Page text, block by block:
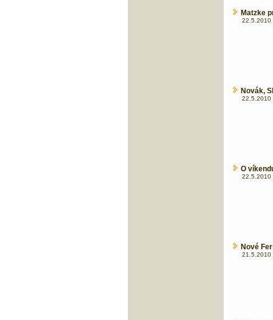
Matzke
22.5.2010
Novák,
22.5.2010
O
22.5.2010
Nové
21.5.2010